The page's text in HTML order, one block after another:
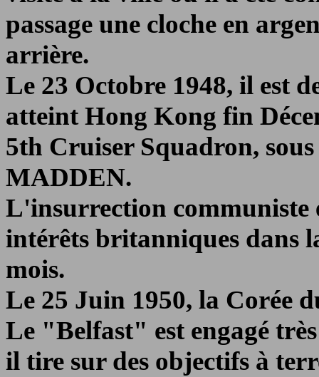
passage une cloche en
arrière.
Le 23 Octobre 1948, il est
atteint Hong Kong fin
5th Cruiser Squadron,
MADDEN.
L'insurrection communiste
intérêts britanniques dans
mois.
Le 25 Juin 1950, la Corée
Le "Belfast" est engagé
il tire sur des objectifs à